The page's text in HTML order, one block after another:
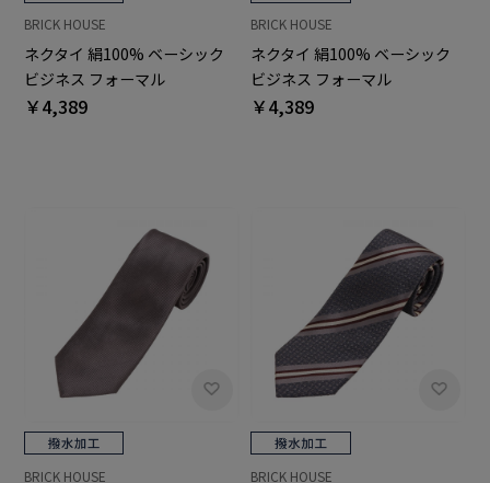
BRICK HOUSE
ネクタイ 絹100% ベーシック
ビジネス フォーマル
￥4,389
BRICK HOUSE
ネクタイ 絹100% ベーシック
ビジネス フォーマル
￥4,389
BRICK HOUSE BRICK HOUSE